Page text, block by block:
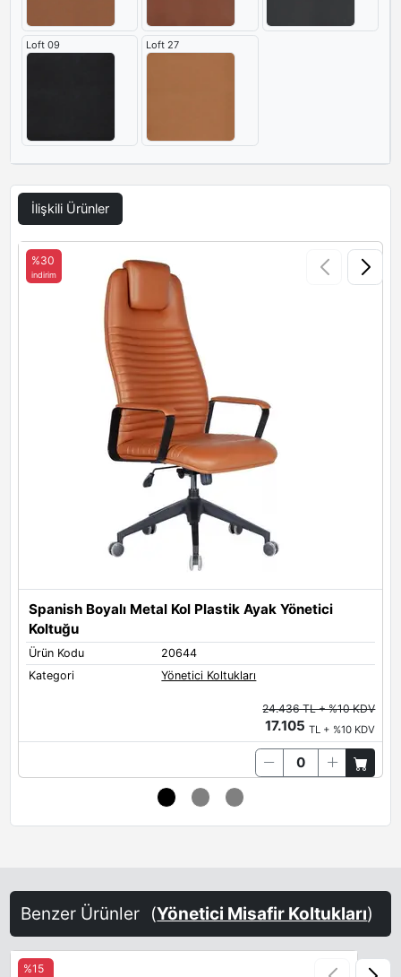
Loft 09 Loft 27
İlişkili Ürünler
Spanish Boyalı Metal Kol Plastik Ayak Yönetici
Koltuğu
Ürün Kodu
20644
Kategori
Yönetici Koltukları
%30
indirim
24.436 TL + %10 KDV
17.105TL + %10 KDV
Benzer Ürünler (Yönetici Misafir Koltukları)
%15